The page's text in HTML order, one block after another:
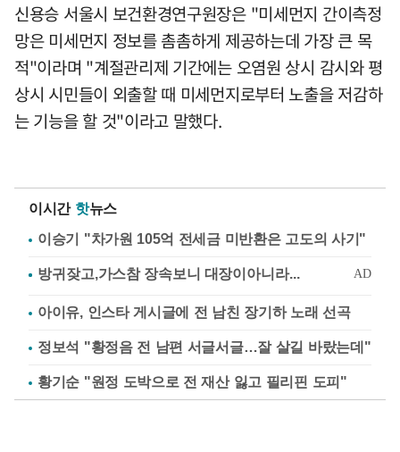
신용승 서울시 보건환경연구원장은 "미세먼지 간이측정
망은 미세먼지 정보를 촘촘하게 제공하는데 가장 큰 목
적"이라며 "계절관리제 기간에는 오염원 상시 감시와 평
상시 시민들이 외출할 때 미세먼지로부터 노출을 저감하
는 기능을 할 것"이라고 말했다.
이시간 핫뉴스
이승기 "차가원 105억 전세금 미반환은 고도의 사기"
아이유, 인스타 게시글에 전 남친 장기하 노래 선곡
정보석 "황정음 전 남편 서글서글…잘 살길 바랐는데"
황기순 "원정 도박으로 전 재산 잃고 필리핀 도피"